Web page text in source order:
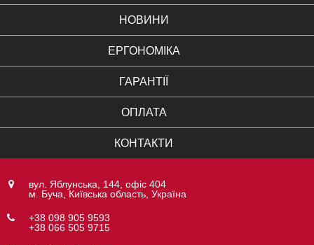
НОВИНИ
ЕРГОНОМІКА
ГАРАНТІЇ
ОПЛАТА
КОНТАКТИ
вул. Яблунська, 144, офіс 404
м. Буча, Київська область, Україна
+38 098 905 9593
+38 066 505 9715